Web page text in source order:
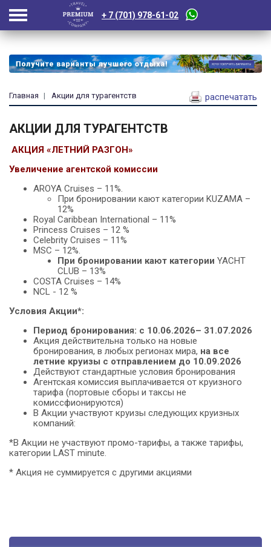
+ 7 (701) 978-61-02
Главная Акции для турагентств распечатать
АКЦИИ ДЛЯ ТУРАГЕНТСТВ
АКЦИЯ «ЛЕТНИЙ РАЗГОН»
Увеличение агентской комиссии
AROYA Cruises – 11%.
При бронировании кают категории KUZAMA –
12%
Royal Caribbean International – 11%
Princess Cruises – 12 %
Celebrity Cruises – 11%
MSC – 12%.
При бронировании кают категории YAСHT
CLUB – 13%
COSTA Cruises – 14%
NCL - 12 %
Условия Акции*:
Период бронирования: с 10.06.2026– 31.07.2026
Акция действительна только на новые
бронирования, в любых регионах мира, на все
летние круизы с отправлением до 10.09.2026
Действуют стандартные условия бронирования
Агентская комиссия выплачивается от круизного
тарифа (портовые сборы и таксы не
комиссфионируются)
В Акции участвуют круизы следующих круизных
компаний:
*В Акции не участвуют промо-тарифы, а также тарифы,
категории LAST minute.
* Акция не суммируется с другими акциями